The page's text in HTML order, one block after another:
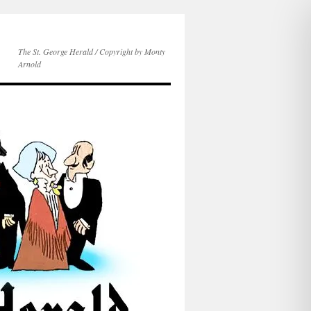
The St. George Herald / Copyright by Monty
Arnold